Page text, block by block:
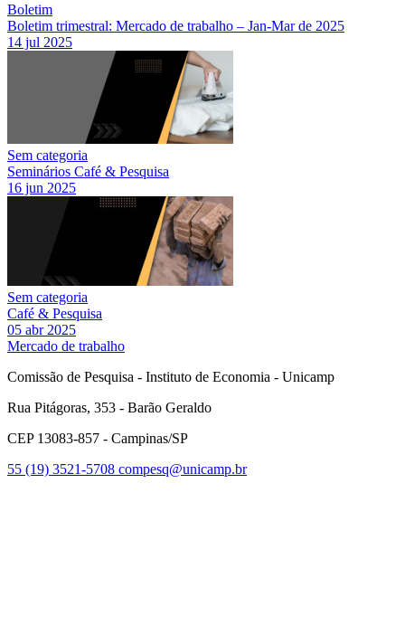
Boletim
Boletim trimestral: Mercado de trabalho – Jan-Mar de 2025
14 jul 2025
Sem categoria
Seminários Café & Pesquisa
16 jun 2025
Sem categoria
Café & Pesquisa
05 abr 2025
Mercado de trabalho
Comissão de Pesquisa - Instituto de Economia - Unicamp
Rua Pitágoras, 353 - Barão Geraldo
CEP 13083-857 - Campinas/SP
55 (19) 3521-5708 compesq@unicamp.br